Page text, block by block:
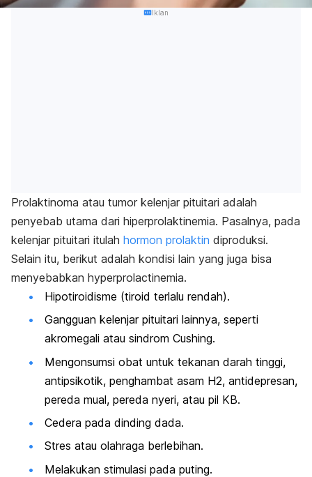
Iklan
Prolaktinoma atau tumor kelenjar pituitari adalah
penyebab utama dari hiperprolaktinemia. Pasalnya, pada
kelenjar pituitari itulah hormon prolaktin diproduksi.
Selain itu, berikut adalah kondisi lain yang juga bisa
menyebabkan hyperprolactinemia.
Hipotiroidisme (tiroid terlalu rendah).
Gangguan kelenjar pituitari lainnya, seperti
akromegali atau sindrom Cushing.
Mengonsumsi obat untuk tekanan darah tinggi,
antipsikotik, penghambat asam H2, antidepresan,
pereda mual, pereda nyeri, atau pil KB.
Cedera pada dinding dada.
Stres atau olahraga berlebihan.
Melakukan stimulasi pada puting.